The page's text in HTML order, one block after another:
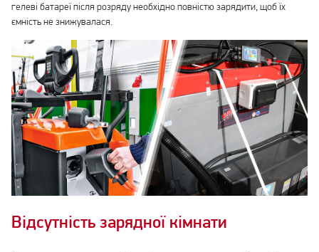
гелеві батареї після розряду необхідно повністю зарядити, щоб їх
ємність не знижувалася.
Відсутність зарядної кімнати